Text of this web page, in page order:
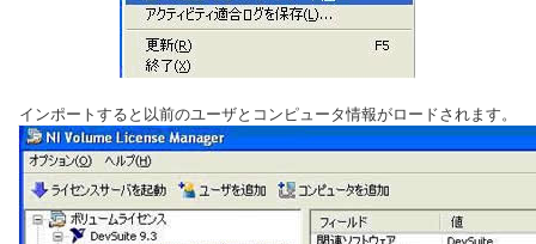
インポートすると以前のユーザとコンピュータ情報がロードされます。